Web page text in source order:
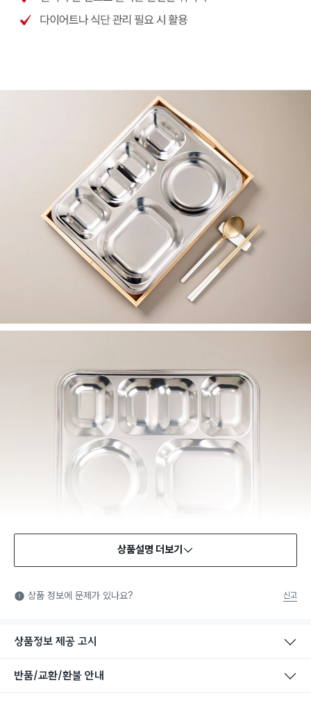
식품용 기구: 식품위생법에서 정한 규격에 따라 제조되어 식품 또
는 식품첨가물에 사용할 수 있는 식품용기구라는 표시입니다.
상품설명 더보기
상품 정보에 문제가 있나요? 신고
상품정보 제공 고시
반품/교환/환불 안내